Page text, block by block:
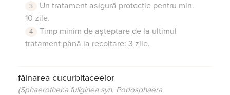
Un tratament asigură protecție pentru min.
10 zile.
Timp minim de așteptare de la ultimul
tratament până la recoltare: 3 zile.
făinarea cucurbitaceelor
(Sphaerotheca fuliginea syn. Podosphaera